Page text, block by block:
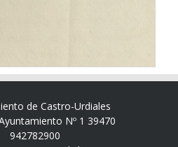
de Castro-Urdiales
Nº 1 39470
942782900